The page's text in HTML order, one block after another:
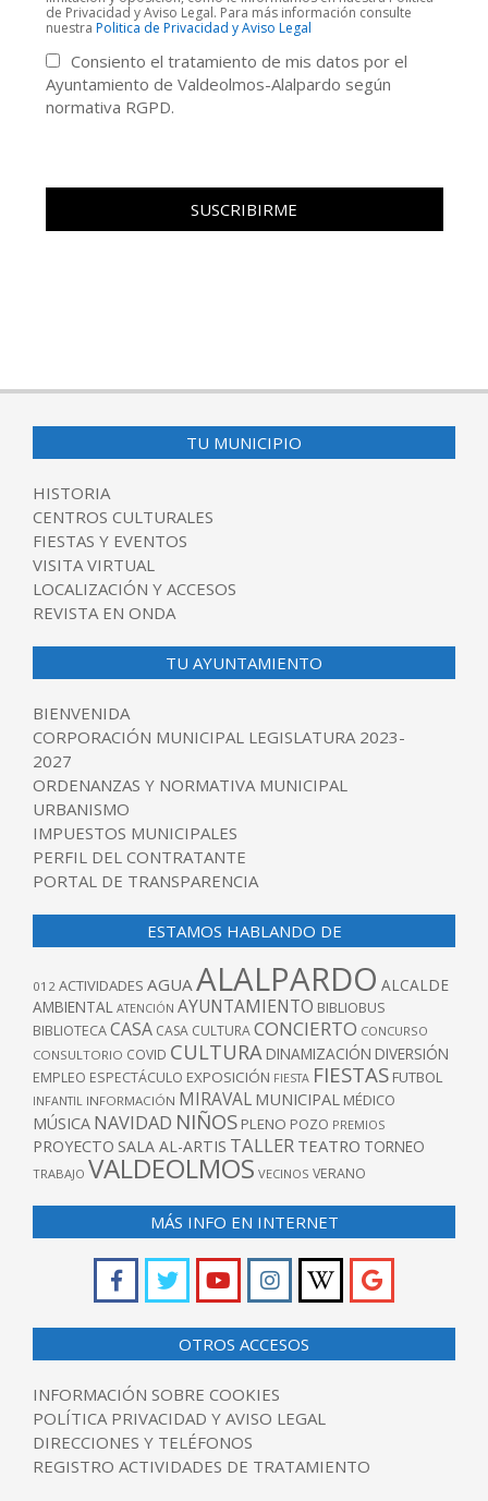
de Privacidad y Aviso Legal. Para más información consulte
nuestra Politica de Privacidad y Aviso Legal
Consiento el tratamiento de mis datos por el
Ayuntamiento de Valdeolmos-Alalpardo según
normativa RGPD.
TU MUNICIPIO
HISTORIA
CENTROS CULTURALES
FIESTAS Y EVENTOS
VISITA VIRTUAL
LOCALIZACIÓN Y ACCESOS
REVISTA EN ONDA
TU AYUNTAMIENTO
BIENVENIDA
CORPORACIÓN MUNICIPAL LEGISLATURA 2023-
2027
ORDENANZAS Y NORMATIVA MUNICIPAL
URBANISMO
IMPUESTOS MUNICIPALES
PERFIL DEL CONTRATANTE
PORTAL DE TRANSPARENCIA
ESTAMOS HABLANDO DE
012 ACTIVIDADES AGUAALALPARDO ALCALDE
AMBIENTAL ATENCIÓN AYUNTAMIENTO BIBLIOBUS
BIBLIOTECACASA CASA CULTURACONCIERTO CONCURSO
CONSULTORIO COVID CULTURA DINAMIZACIÓN DIVERSIÓN
EMPLEO ESPECTÁCULO EXPOSICIÓN FIESTA FIESTAS FUTBOL
INFANTIL INFORMACIÓN MIRAVAL MUNICIPAL MÉDICO
MÚSICA NAVIDAD NIÑOS PLENO POZO PREMIOS
PROYECTO SALA AL-ARTIS TALLER TEATRO TORNEO
TRABAJO VALDEOLMOS VECINOS VERANO
MÁS INFO EN INTERNET
OTROS ACCESOS
INFORMACIÓN SOBRE COOKIES
POLÍTICA PRIVACIDAD Y AVISO LEGAL
DIRECCIONES Y TELÉFONOS
REGISTRO ACTIVIDADES DE TRATAMIENTO